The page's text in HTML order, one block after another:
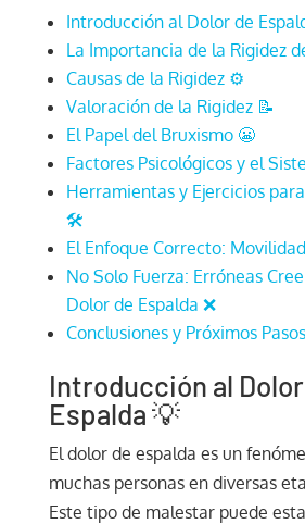
Introducción al Dolor de
La Importancia de la Rigidez
Causas de la Rigidez ⚙️
Valoración de la Rigidez 📝
El Papel del Bruxismo 😬
Factores Psicológicos y el
Herramientas y Ejercicios
🛠️
El Enfoque Correcto:
No Solo Fuerza: Erróneas
Dolor de Espalda ❌
Conclusiones y Próximos
Introducción al
Espalda 💡
El dolor de espalda es un
muchas personas en diversas
Este tipo de malestar puede